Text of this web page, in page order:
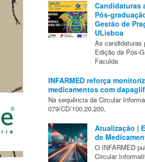
Candidaturas
Pós-
Gestão de
ULisboa
As candidaturas
Edição da Pós-
Faculda
INFARMED reforça
medicamentos com
Na sequência da Circular
079/CD/100.20.200,
Atualização |
de
O INFARMED
Circular